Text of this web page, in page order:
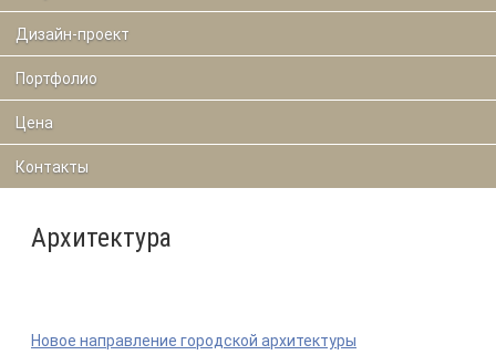
Дизайн-проект
Портфолио
Цена
Контакты
Архитектура
Новое направление городской архитектуры